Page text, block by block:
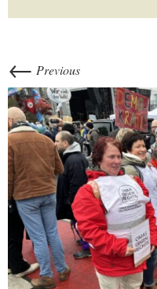
← Previous